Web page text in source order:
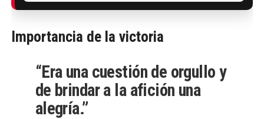
Importancia de la victoria
“Era una cuestión de orgullo y
de brindar a la afición una
alegría.”